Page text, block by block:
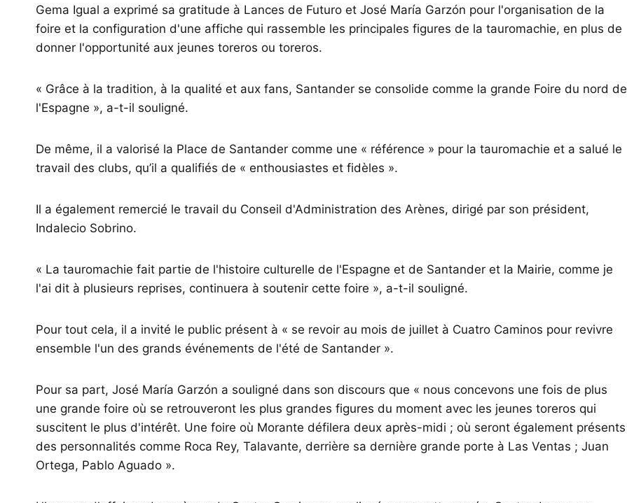
Gema Igual a exprimé sa gratitude à Lances de Futuro et José María Garzón pour l'organisation de la
foire et la configuration d'une affiche qui rassemble les principales figures de la tauromachie, en plus de
donner l'opportunité aux jeunes toreros ou toreros.
« Grâce à la tradition, à la qualité et aux fans, Santander se consolide comme la grande Foire du nord de
l'Espagne », a-t-il souligné.
De même, il a valorisé la Place de Santander comme une « référence » pour la tauromachie et a salué le
travail des clubs, qu’il a qualifiés de « enthousiastes et fidèles ».
Il a également remercié le travail du Conseil d'Administration des Arènes, dirigé par son président,
Indalecio Sobrino.
« La tauromachie fait partie de l'histoire culturelle de l'Espagne et de Santander et la Mairie, comme je
l'ai dit à plusieurs reprises, continuera à soutenir cette foire », a-t-il souligné.
Pour tout cela, il a invité le public présent à « se revoir au mois de juillet à Cuatro Caminos pour revivre
ensemble l'un des grands événements de l'été de Santander ».
Pour sa part, José María Garzón a souligné dans son discours que « nous concevons une fois de plus
une grande foire où se retrouveront les plus grandes figures du moment avec les jeunes toreros qui
suscitent le plus d'intérêt. Une foire où Morante défilera deux après-midi ; où seront également présents
des personnalités comme Roca Rey, Talavante, derrière sa dernière grande porte à Las Ventas ; Juan
Ortega, Pablo Aguado ».